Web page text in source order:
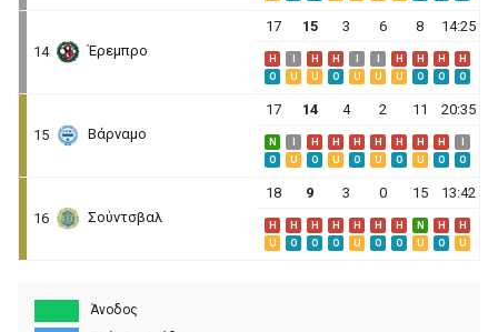
14 Έρεμπρο
17 15 3 6 8 14:25
H H H H H H
H
O
U U O U U U O O O
15 Βάρναμο
17 14 4 2 11 20:35
N H H H H H H H
O
U O U O U O U O O
16 Σούντσβαλ
18 9 3 0 15 13:42
H H H H H H H N H
H
U
O O O U O O U O U
Άνοδος